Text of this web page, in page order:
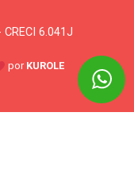
6.041J
por KUROLE